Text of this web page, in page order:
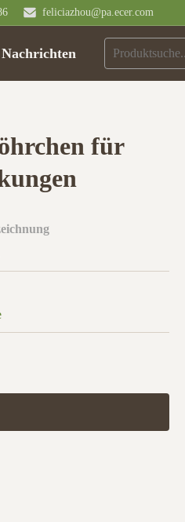
feliciazhou@pa.ecer.com
Nachrichten
für